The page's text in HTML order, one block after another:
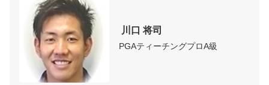
川口 将司
PGAティーチングプロA級